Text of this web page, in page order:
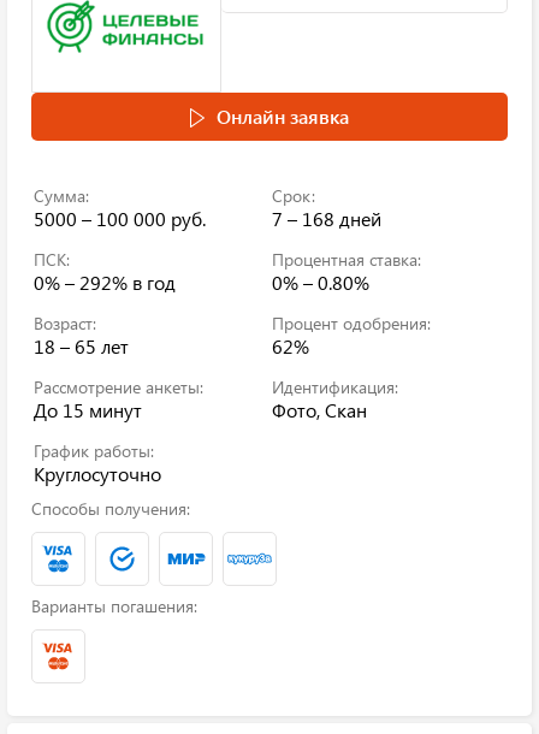
Онлайн заявка
Сумма:
5000 – 100 000 руб.
Срок:
7 – 168 дней
ПСК:
0% – 292% в год
Процентная ставка:
0% – 0.80%
Возраст:
18 – 65 лет
Процент одобрения:
62%
Рассмотрение анкеты:
До 15 минут
Идентификация:
Фото, Скан
График работы:
Круглосуточно
Способы получения:
Варианты погашения: